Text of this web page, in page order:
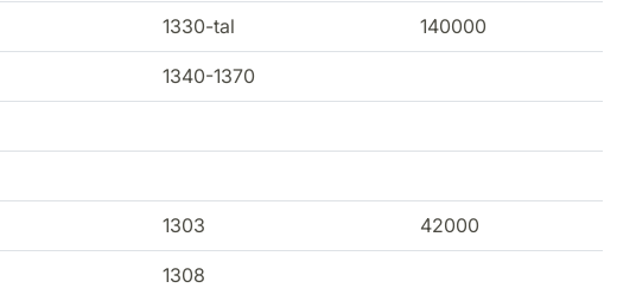
1330-tal 140000
1340-1370
1303 42000
1308